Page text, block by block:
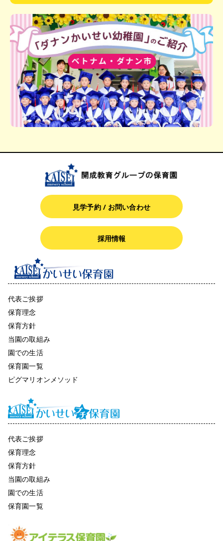
見学予約 / お問い合わせ
採用情報
代表ご挨拶
保育理念
保育方針
当園の取組み
園での生活
保育園一覧
ピグマリオンメソッド
代表ご挨拶
保育理念
保育方針
当園の取組み
園での生活
保育園一覧